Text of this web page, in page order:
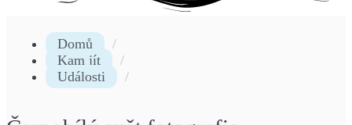
Domů
Kam jít
Události